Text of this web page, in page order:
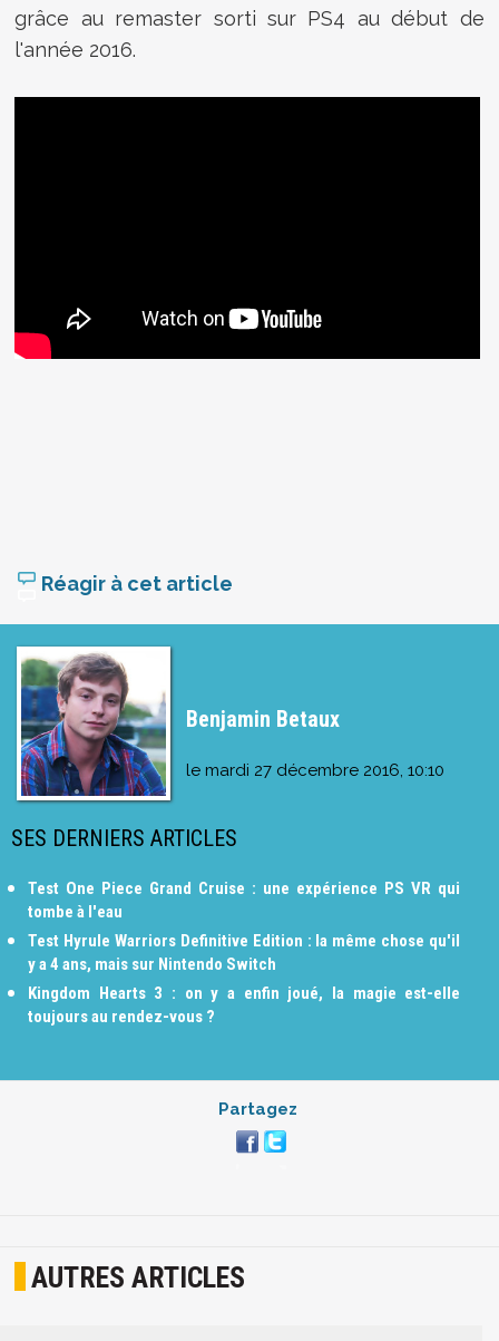
grâce au remaster sorti sur PS4 au début de
l'année 2016.
Réagir à cet article
Benjamin Betaux
le mardi 27 décembre 2016, 10:10
SES DERNIERS ARTICLES
Test One Piece Grand Cruise : une expérience PS VR qui
tombe à l'eau
Test Hyrule Warriors Definitive Edition : la même chose qu'il
y a 4 ans, mais sur Nintendo Switch
Kingdom Hearts 3 : on y a enfin joué, la magie est-elle
toujours au rendez-vous ?
Partagez
AUTRES ARTICLES